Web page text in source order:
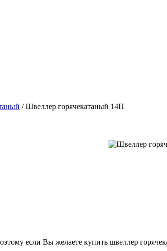
/Швеллер горячекатаный 14П
если Вы желаете купить швеллер